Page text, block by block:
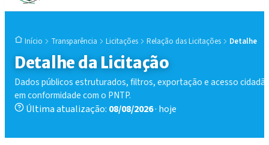
Início Transparência Licitações Relação das Licitações Detalhe
Detalhe da Licitação
Dados públicos estruturados, filtros, exportação e acesso
em conformidade com o PNTP.
Última atualização: 08/08/2026· hoje